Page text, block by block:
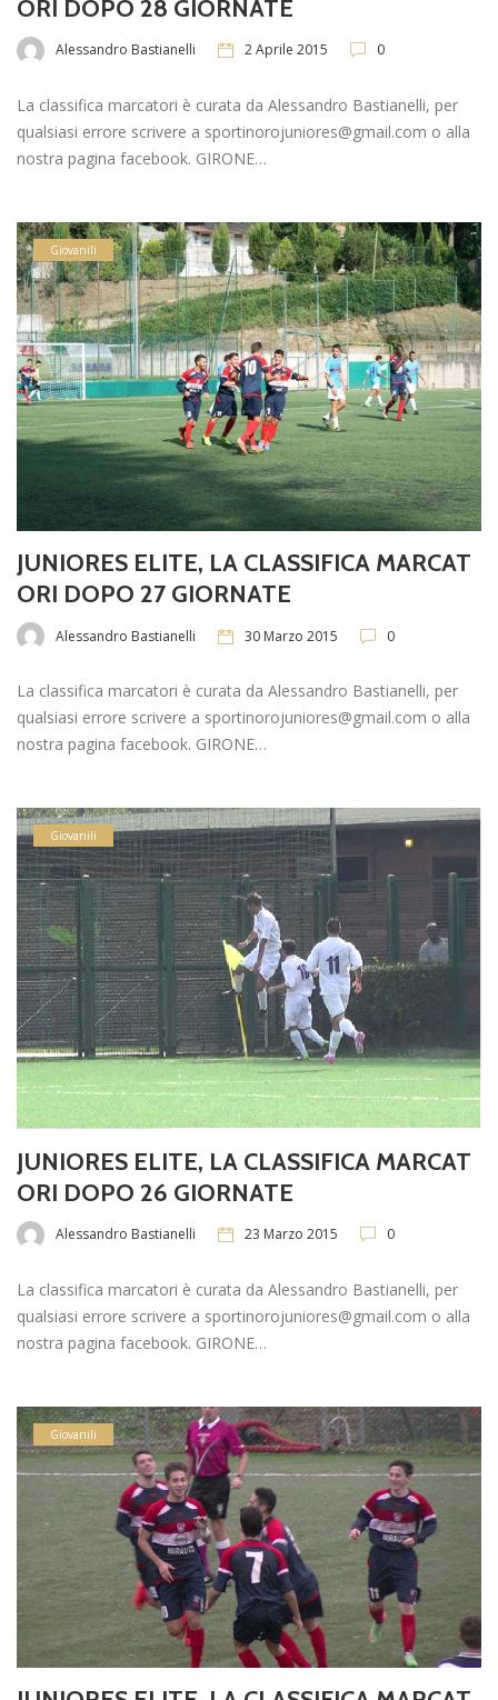
ORI DOPO 28 GIORNATE
Alessandro Bastianelli 2 Aprile 2015 0
La classifica marcatori è curata da Alessandro Bastianelli, per
qualsiasi errore scrivere a sportinorojuniores@gmail.com o alla
nostra pagina facebook. GIRONE…
Giovanili
JUNIORES ELITE, LA CLASSIFICA MARCAT
ORI DOPO 27 GIORNATE
Alessandro Bastianelli 30 Marzo 2015 0
La classifica marcatori è curata da Alessandro Bastianelli, per
qualsiasi errore scrivere a sportinorojuniores@gmail.com o alla
nostra pagina facebook. GIRONE…
Giovanili
JUNIORES ELITE, LA CLASSIFICA MARCAT
ORI DOPO 26 GIORNATE
Alessandro Bastianelli 23 Marzo 2015 0
La classifica marcatori è curata da Alessandro Bastianelli, per
qualsiasi errore scrivere a sportinorojuniores@gmail.com o alla
nostra pagina facebook. GIRONE…
Giovanili